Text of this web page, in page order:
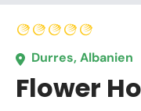
Durres, Albanien
Flower